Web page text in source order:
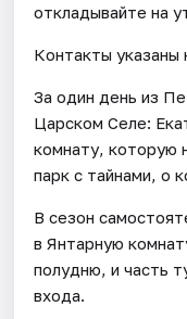
откладывайте на
Контакты указаны
За один день из
Царском Селе:
комнату, которую
парк с тайнами, о
В сезон
в Янтарную
полудню, и часть
входа.